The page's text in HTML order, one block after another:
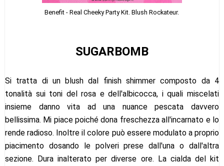
Benefit - Real Cheeky Party Kit. Blush Rockateur.
SUGARBOMB
Si tratta di un blush dal finish shimmer composto da 4
tonalità sui toni del rosa e dell'albicocca, i quali miscelati
insieme danno vita ad una nuance pescata davvero
bellissima. Mi piace poiché dona freschezza all'incarnato e lo
rende radioso. Inoltre il colore può essere modulato a proprio
piacimento dosando le polveri prese dall'una o dall'altra
sezione. Dura inalterato per diverse ore. La cialda del kit